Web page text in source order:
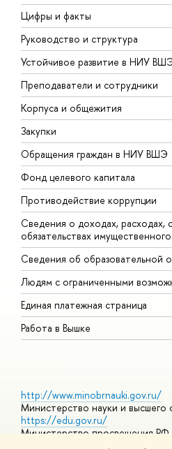
Цифры и факты
Руководство и структура
Устойчивое развитие в НИУ
Преподаватели и сотрудники
Корпуса и общежития
Закупки
Обращения граждан в НИУ ВШЭ
Фонд целевого капитала
Противодействие коррупции
Сведения о доходах, расходах,
обязательствах
Сведения об образовательной
Людям с ограниченными
Единая платежная страница
Работа в Вышке
http://www.minobrnauki.gov.ru/
Министерство науки и высшего
https://edu.gov.ru/
Министерство просвещения РФ